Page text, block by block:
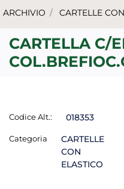
ARCHIVIO CARTELLE
CARTELLA C/
Codice Alt.: 018353
Categoria
CARTELLE
CON
ELASTICO